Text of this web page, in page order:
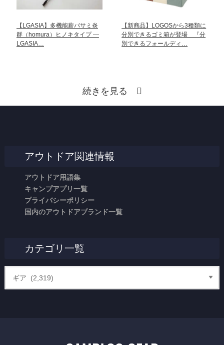
【LGASIA】多機能薪バサミ炎
群（homura）ヒノキタイプ —
LGASIA…
【新商品】LOGOSから3種類に
分別できるゴミ箱が登場 『分
別できるフォールディ…
続きを見る
アウトドア関連情報
アウトドア用語集
キャンプアプリ一覧
プライバシーポリシー
国内のアウトドアブランド一覧
カテゴリ一覧